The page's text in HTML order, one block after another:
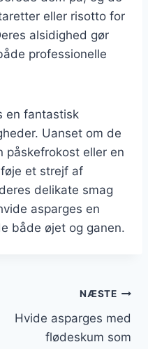
eller risotto for
alsidighed gør
professionelle
en fantastisk
Uanset om de
påskefrokost eller en
et strejf af
delikate smag
asparges en
både øjet og ganen.
NÆSTE
Hvide asparges med
flødeskum som